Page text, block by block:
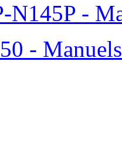
N145P -
- Manuels